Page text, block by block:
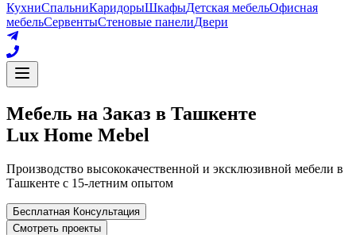
КухниСпальниКaридорыШкафыДетская мебельОфисная
мебельСервентыСтеновые панелиДвери
Мебель на Заказ в Ташкенте
Lux Home Mebel
Производство высококачественной и эксклюзивной мебели в
Ташкенте с 15-летним опытом
Бесплатная Консультация
Смотреть проекты